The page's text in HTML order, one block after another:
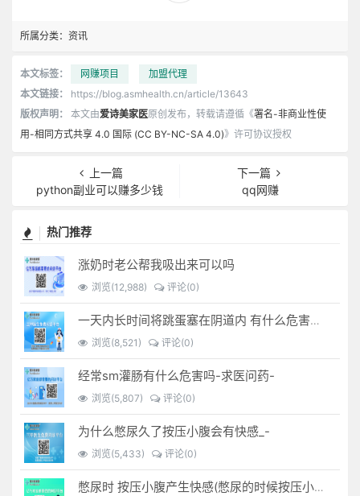
所属分类： 资讯
本文标签： 网赚项目
加盟代理
本文链接：
https://blog.asmhealth.cn/article/13643
版权声明：
本文由爱诗美家医原创发布，转载请遵循《署名-非商业性使
用-相同方式共享 4.0 国际 (CC BY-NC-SA 4.0)》许可协议授权
上一篇
python副业可以赚多少钱
下一篇
qq网赚
热门推荐
涨奶时老公帮我吸出来可以吗
浏览(12,988) 评论(0)
一天内长时间将跳蛋塞在阴道内 有什么危害免...(跳蛋是放哪里)
浏览(8,521) 评论(0)
经常sm灌肠有什么危害吗-求医问药-
浏览(5,807) 评论(0)
为什么憋尿久了按压小腹会有快感_-
浏览(5,433) 评论(0)
憋尿时 按压小腹产生快感(憋尿的时候按压小腹是什么感觉)